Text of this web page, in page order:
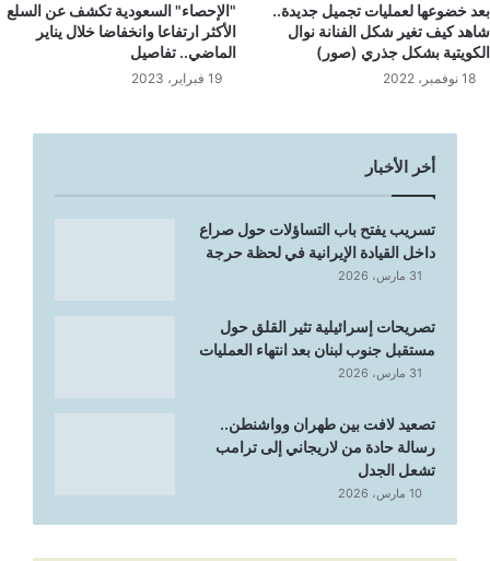
بعد خضوعها لعمليات تجميل جديدة..
شاهد كيف تغير شكل الفنانة نوال
الكويتية بشكل جذري (صور)
18 نوفمبر، 2022
"الإحصاء" السعودية تكشف عن السلع
الأكثر ارتفاعا وانخفاضا خلال يناير
الماضي.. تفاصيل
19 فبراير، 2023
أخر الأخبار
تسريب يفتح باب التساؤلات حول صراع
داخل القيادة الإيرانية في لحظة حرجة
31 مارس، 2026
تصريحات إسرائيلية تثير القلق حول
مستقبل جنوب لبنان بعد انتهاء العمليات
31 مارس، 2026
تصعيد لافت بين طهران وواشنطن..
رسالة حادة من لاريجاني إلى ترامب
تشعل الجدل
10 مارس، 2026